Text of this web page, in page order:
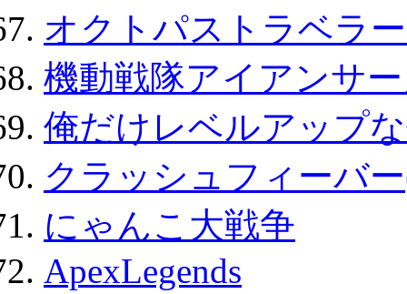
オクトパストラベラ
機動戦隊アイアンサ
俺だけレベルアップ
クラッシュフィーバ
にゃんこ大戦争
ApexLegends